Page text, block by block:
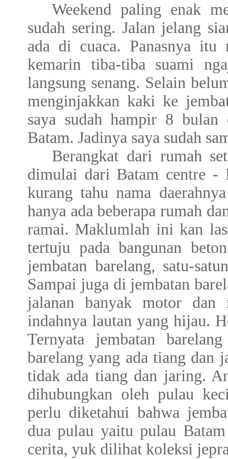
Weekend paling enak
sudah sering. Jalan jelang
ada di cuaca. Panasnya itu
kemarin tiba-tiba suami
langsung senang. Selain
menginjakkan kaki ke
saya sudah hampir 8
Batam. Jadinya saya sudah
Berangkat dari rumah
dimulai dari Batam centre -
kurang tahu nama
hanya ada beberapa rumah
ramai. Maklumlah ini kan
tertuju pada bangunan
jembatan barelang, satu-
Sampai juga di jembatan
jalanan banyak motor
indahnya lautan yang hijau.
Ternyata jembatan
barelang yang ada tiang dan
tidak ada tiang dan jaring.
dihubungkan oleh pulau
perlu diketahui bahwa
dua pulau yaitu pulau
cerita, yuk dilihat koleksi